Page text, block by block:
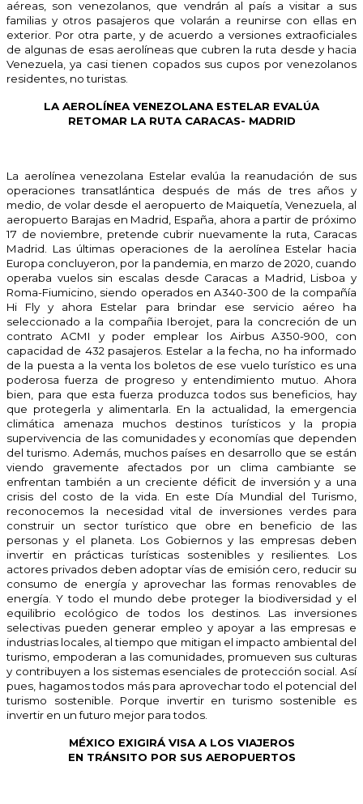
aéreas, son venezolanos, que vendrán al país a visitar a sus
familias y otros pasajeros que volarán a reunirse con ellas en
exterior. Por otra parte, y de acuerdo a versiones extraoficiales
de algunas de esas aerolíneas que cubren la ruta desde y hacia
Venezuela, ya casi tienen copados sus cupos por venezolanos
residentes, no turistas.
LA AEROLÍNEA VENEZOLANA ESTELAR EVALÚA
RETOMAR LA RUTA CARACAS- MADRID
La aerolínea venezolana Estelar evalúa la reanudación de sus
operaciones transatlántica después de más de tres años y
medio, de volar desde el aeropuerto de Maiquetía, Venezuela, al
aeropuerto Barajas en Madrid, España, ahora a partir de próximo
17 de noviembre, pretende cubrir nuevamente la ruta, Caracas
Madrid. Las últimas operaciones de la aerolínea Estelar hacia
Europa concluyeron, por la pandemia, en marzo de 2020, cuando
operaba vuelos sin escalas desde Caracas a Madrid, Lisboa y
Roma-Fiumicino, siendo operados en A340-300 de la compañía
Hi Fly y ahora Estelar para brindar ese servicio aéreo ha
seleccionado a la compañia Iberojet, para la concreción de un
contrato ACMI y poder emplear los Airbus A350-900, con
capacidad de 432 pasajeros. Estelar a la fecha, no ha informado
de la puesta a la venta los boletos de ese vuelo turístico es una
poderosa fuerza de progreso y entendimiento mutuo. Ahora
bien, para que esta fuerza produzca todos sus beneficios, hay
que protegerla y alimentarla. En la actualidad, la emergencia
climática amenaza muchos destinos turísticos y la propia
supervivencia de las comunidades y economías que dependen
del turismo. Además, muchos países en desarrollo que se están
viendo gravemente afectados por un clima cambiante se
enfrentan también a un creciente déficit de inversión y a una
crisis del costo de la vida. En este Día Mundial del Turismo,
reconocemos la necesidad vital de inversiones verdes para
construir un sector turístico que obre en beneficio de las
personas y el planeta. Los Gobiernos y las empresas deben
invertir en prácticas turísticas sostenibles y resilientes. Los
actores privados deben adoptar vías de emisión cero, reducir su
consumo de energía y aprovechar las formas renovables de
energía. Y todo el mundo debe proteger la biodiversidad y el
equilibrio ecológico de todos los destinos. Las inversiones
selectivas pueden generar empleo y apoyar a las empresas e
industrias locales, al tiempo que mitigan el impacto ambiental del
turismo, empoderan a las comunidades, promueven sus culturas
y contribuyen a los sistemas esenciales de protección social. Así
pues, hagamos todos más para aprovechar todo el potencial del
turismo sostenible. Porque invertir en turismo sostenible es
invertir en un futuro mejor para todos.
MÉXICO EXIGIRÁ VISA A LOS VIAJEROS
EN TRÁNSITO POR SUS AEROPUERTOS